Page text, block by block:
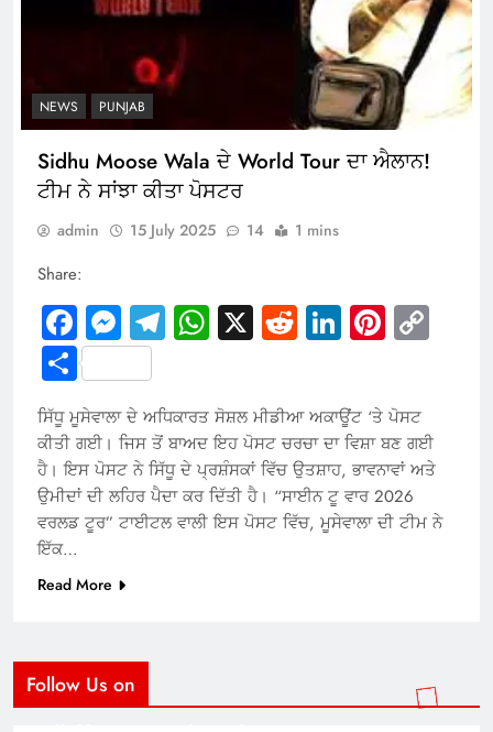
NEWS PUNJAB
Sidhu Moose Wala ਦੇ World Tour ਦਾ ਐਲਾਨ!
ਟੀਮ ਨੇ ਸਾਂਝਾ ਕੀਤਾ ਪੋਸਟਰ
admin 15 July 2025 14 1 mins
Share:
Facebook
Messenger
Telegram
WhatsApp
X RedditLinkedIn
Share
ਸਿੱਧੂ ਮੂਸੇਵਾਲਾ ਦੇ ਅਧਿਕਾਰਤ ਸੋਸ਼ਲ ਮੀਡੀਆ ਅਕਾਊਂਟ ‘ਤੇ ਪੋਸਟ
ਕੀਤੀ ਗਈ। ਜਿਸ ਤੋਂ ਬਾਅਦ ਇਹ ਪੋਸਟ ਚਰਚਾ ਦਾ ਵਿਸ਼ਾ ਬਣ ਗਈ
ਹੈ। ਇਸ ਪੋਸਟ ਨੇ ਸਿੱਧੂ ਦੇ ਪ੍ਰਸ਼ੰਸਕਾਂ ਵਿੱਚ ਉਤਸ਼ਾਹ, ਭਾਵਨਾਵਾਂ ਅਤੇ
ਉਮੀਦਾਂ ਦੀ ਲਹਿਰ ਪੈਦਾ ਕਰ ਦਿੱਤੀ ਹੈ। “ਸਾਈਨ ਟੂ ਵਾਰ 2026
ਵਰਲਡ ਟੂਰ” ਟਾਈਟਲ ਵਾਲੀ ਇਸ ਪੋਸਟ ਵਿੱਚ, ਮੂਸੇਵਾਲਾ ਦੀ ਟੀਮ ਨੇ
ਇੱਕ…
Read More
Follow Us on